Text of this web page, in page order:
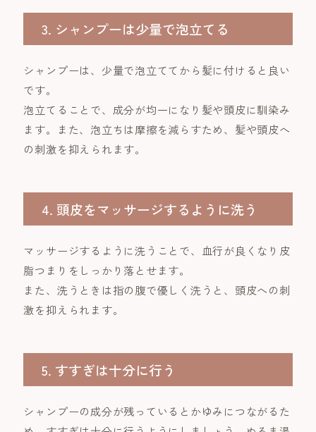
3. シャンプーは少量で泡立てる
シャンプーは、少量で泡立ててから髪に付けると良い
です。
泡立てることで、成分が均一になり髪や頭皮に馴染み
ます。また、泡立ちは摩擦を減らすため、髪や頭皮へ
の刺激を抑えられます。
4. 頭皮をマッサージするように洗う
マッサージするように洗うことで、血行が良くなり皮
脂つまりをしっかり落とせます。
また、洗うときは指の腹で優しく洗うと、頭皮への刺
激を抑えられます。
5. すすぎは十分に行う
シャンプーの成分が残っているとかゆみにつながるた